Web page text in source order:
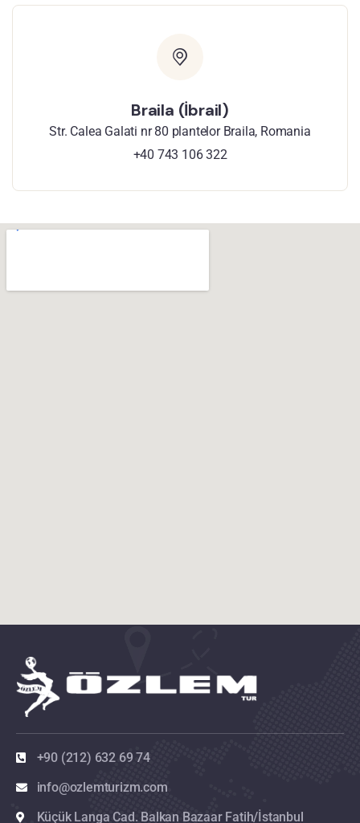
Braila (İbrail)
Str. Calea Galati nr 80 plantelor Braila, Romania
+40 743 106 322
+90 (212) 632 69 74
info@ozlemturizm.com
Küçük Langa Cad. Balkan Bazaar Fatih/İstanbul